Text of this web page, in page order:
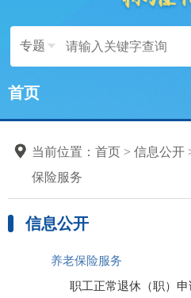
专题
首页
当前位置： 首页 > 信息公开
保险服务
信息公开
社会保险登记
社会保险参保信息维护
社会保险参保缴费记录查询
养老保险服务
职工正常退休（职）申